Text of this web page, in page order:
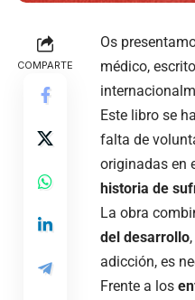
COMPARTE
Os
médico,
Este libro se
falta de
originadas en
historia de
La obra
del desarrollo
adicción, es
Frente a los